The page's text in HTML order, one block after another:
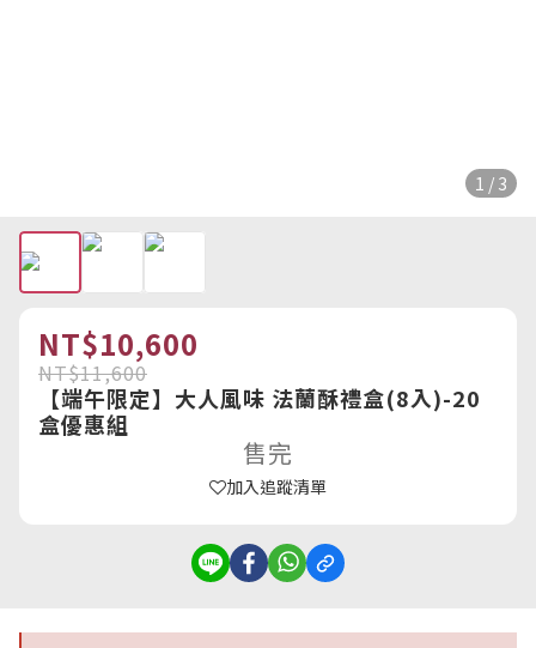
1 / 3
NT$10,600
NT$11,600
【端午限定】大人風味 法蘭酥禮盒(8入)-20
盒優惠組
售完
加入追蹤清單